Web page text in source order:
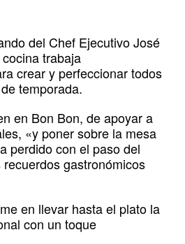
del Chef Ejecutivo José
trabaja
crear y perfeccionar todos
temporada.
en Bon Bon, de apoyar a
«y poner sobre la mesa
perdido con el paso del
gastronómicos
en llevar hasta el plato la
con un toque